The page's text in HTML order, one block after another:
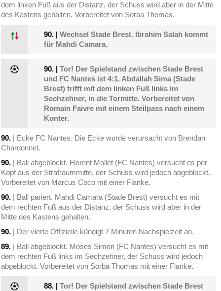
dem linken Fuß aus der Distanz, der Schuss wird aber in der Mitte
des Kastens gehalten. Vorbereitet von Sorba Thomas.
90. |Wechsel Stade Brest. Ibrahim Salah kommt
für Mahdi Camara.
90. |Tor! Der Spielstand zwischen Stade Brest
und FC Nantes ist 4:1. Abdallah Sima (Stade
Brest) trifft mit dem linken Fuß links im
Sechzehner, in die Tormitte. Vorbereitet von
Romain Faivre mit einem Steilpass nach einem
Konter.
90. | Ecke FC Nantes. Die Ecke wurde verursacht von Brendan
Chardonnet.
90. | Ball abgeblockt. Florent Mollet (FC Nantes) versucht es per
Kopf aus der Strafraummitte, der Schuss wird jedoch abgeblockt.
Vorbereitet von Marcus Coco mit einer Flanke.
90. | Ball pariert. Mahdi Camara (Stade Brest) versucht es mit
dem rechten Fuß aus der Distanz, der Schuss wird aber in der
Mitte des Kastens gehalten.
90. | Der vierte Offizielle kündigt 7 Minuten Nachspielzeit an.
89. | Ball abgeblockt. Moses Simon (FC Nantes) versucht es mit
dem rechten Fuß links im Sechzehner, der Schuss wird jedoch
abgeblockt. Vorbereitet von Sorba Thomas mit einer Flanke.
88. |Tor! Der Spielstand zwischen Stade Brest